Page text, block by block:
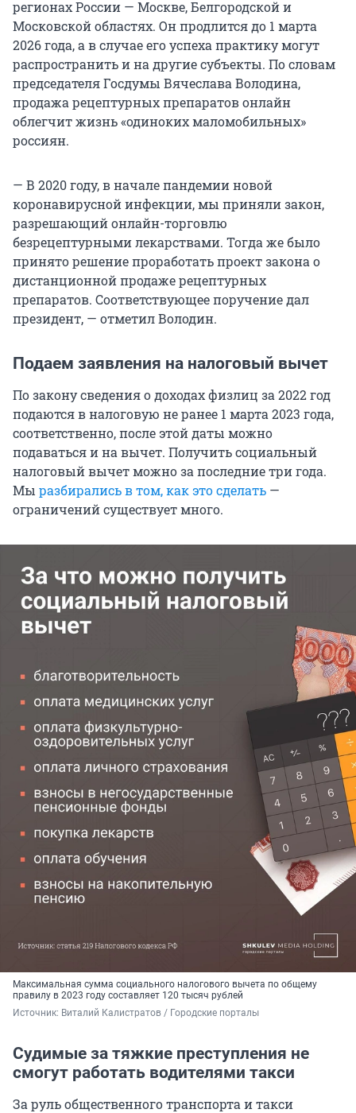
регионах России — Москве, Белгородской и
Московской областях. Он продлится до 1 марта
2026 года, а в случае его успеха практику могут
распространить и на другие субъекты. По словам
председателя Госдумы Вячеслава Володина,
продажа рецептурных препаратов онлайн
облегчит жизнь «одиноких маломобильных»
россиян.
— В 2020 году, в начале пандемии новой
коронавирусной инфекции, мы приняли закон,
разрешающий онлайн-торговлю
безрецептурными лекарствами. Тогда же было
принято решение проработать проект закона о
дистанционной продаже рецептурных
препаратов. Соответствующее поручение дал
президент, — отметил Володин.
Подаем заявления на налоговый вычет
По закону сведения о доходах физлиц за 2022 год
подаются в налоговую не ранее 1 марта 2023 года,
соответственно, после этой даты можно
подаваться и на вычет. Получить социальный
налоговый вычет можно за последние три года.
Мы разбирались в том, как это сделать —
ограничений существует много.
Максимальная сумма социального налогового вычета по общему
правилу в 2023 году составляет 120 тысяч рублей
Источник: Виталий Калистратов / Городские порталы
Судимые за тяжкие преступления не
смогут работать водителями такси
За руль общественного транспорта и такси